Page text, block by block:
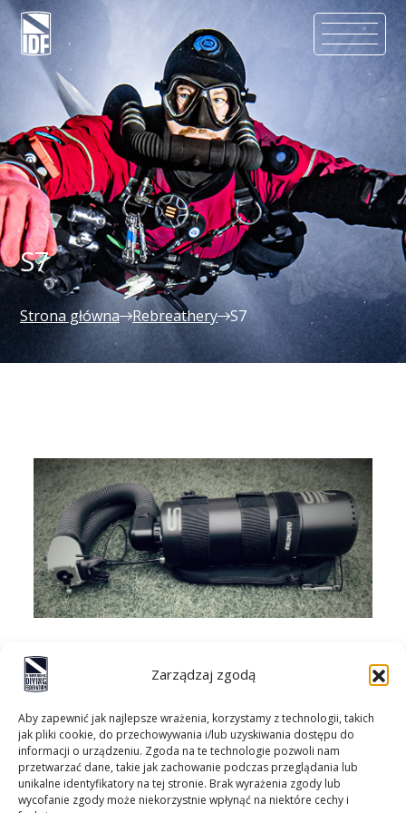
Zarządzaj zgodą
Aby zapewnić jak najlepsze wrażenia, korzystamy z technologii, takich
jak pliki cookie, do przechowywania i/lub uzyskiwania dostępu do
informacji o urządzeniu. Zgoda na te technologie pozwoli nam
przetwarzać dane, takie jak zachowanie podczas przeglądania lub
unikalne identyfikatory na tej stronie. Brak wyrażenia zgody lub
wycofanie zgody może niekorzystnie wpłynąć na niektóre cechy i
S7
Strona główna Rebreathery S7
Kontakt